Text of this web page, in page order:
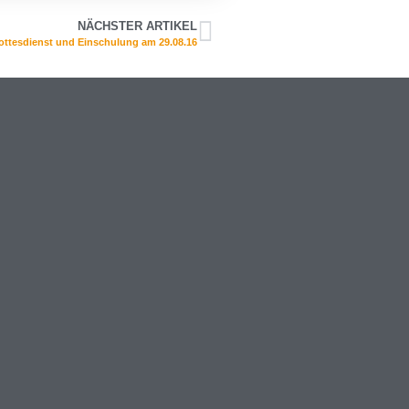
NÄCHSTER ARTIKEL
und Einschulung am 29.08.16